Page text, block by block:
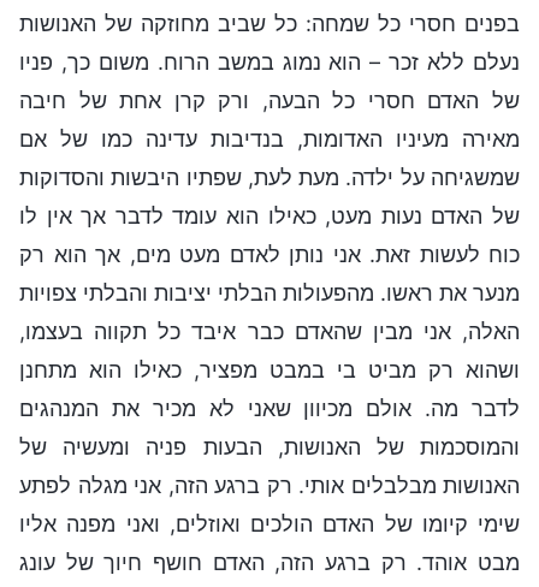
בפנים חסרי כל שמחה: כל שביב מחוזקה של האנושות
נעלם ללא זכר – הוא נמוג במשב הרוח. משום כך, פניו
של האדם חסרי כל הבעה, ורק קרן אחת של חיבה
מאירה מעיניו האדומות, בנדיבות עדינה כמו של אם
שמשגיחה על ילדה. מעת לעת, שפתיו היבשות והסדוקות
של האדם נעות מעט, כאילו הוא עומד לדבר אך אין לו
כוח לעשות זאת. אני נותן לאדם מעט מים, אך הוא רק
מנער את ראשו. מהפעולות הבלתי יציבות והבלתי צפויות
האלה, אני מבין שהאדם כבר איבד כל תקווה בעצמו,
ושהוא רק מביט בי במבט מפציר, כאילו הוא מתחנן
לדבר מה. אולם מכיוון שאני לא מכיר את המנהגים
והמוסכמות של האנושות, הבעות פניה ומעשיה של
האנושות מבלבלים אותי. רק ברגע הזה, אני מגלה לפתע
שימי קיומו של האדם הולכים ואוזלים, ואני מפנה אליו
מבט אוהד. רק ברגע הזה, האדם חושף חיוך של עונג